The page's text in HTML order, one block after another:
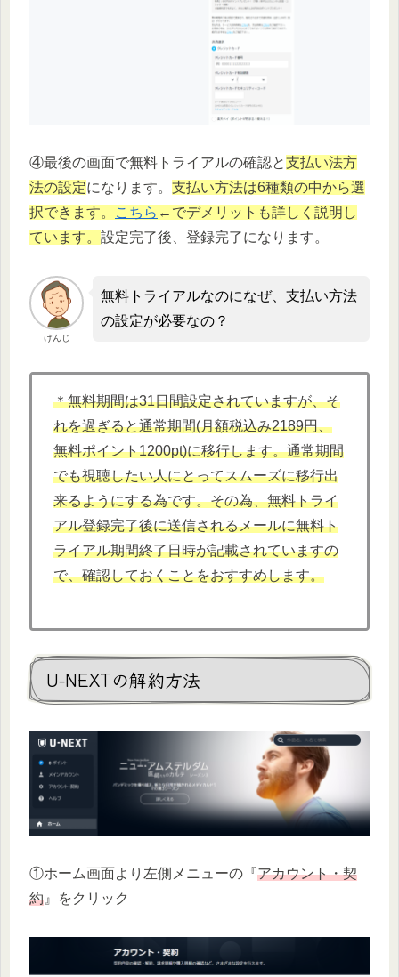
④最後の画面で無料トライアルの確認と支払い法方
法の設定になります。 支払い方法は6種類の中から選
択できます。
こちら ←でデメリットも詳しく説明し
ています。 設定完了後、登録完了になります。
けんじ
無料トライアルなのになぜ、支払い方法
の設定が必要なの？
＊無料期間は31日間設定されていますが、そ
れを過ぎると通常期間(月額税込み2189円、
無料ポイント1200pt)に移行します。通常期間
でも視聴したい人にとってスムーズに移行出
来るようにする為です。その為、無料トライ
アル登録完了後に送信されるメールに無料ト
ライアル期間終了日時が記載されていますの
で、確認しておくことをおすすめします。
U-NEXTの解約方法
①ホーム画面より左側メニューの『アカウント・契
約 』をクリック